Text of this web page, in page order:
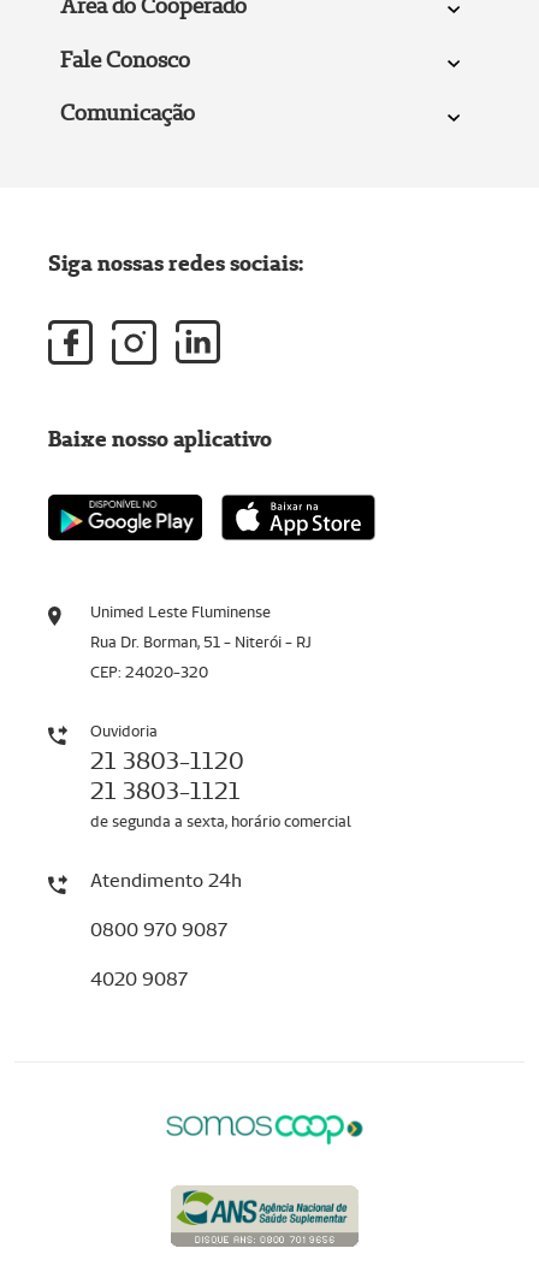
Fale Conosco
Comunicação
Unimed Leste Fluminense
Rua Dr. Borman, 51 - Niterói - RJ
CEP: 24020-320
Ouvidoria
21 3803-1120
21 3803-1121
de segunda a sexta, horário comercial
Atendimento 24h
0800 970 9087
4020 9087
Siga nossas redes sociais:
Baixe nosso aplicativo